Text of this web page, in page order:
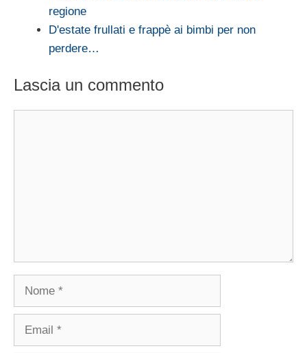
regione
D'estate frullati e frappè ai bimbi per non
perdere…
Lascia un commento